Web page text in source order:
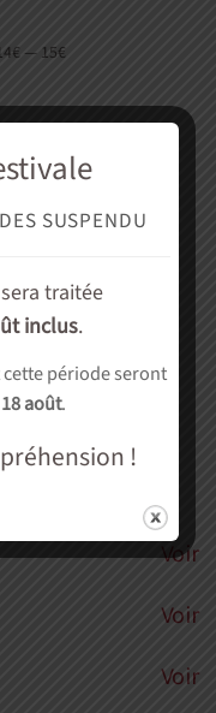
— 15€
Voir
Voir
Voir
SUSPENDU
traitée
inclus.
période seront
18 août.
!